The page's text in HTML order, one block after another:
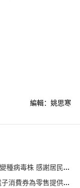
編輯：姚思寒
病毒株 感謝居民配合
費券為零售提供良機